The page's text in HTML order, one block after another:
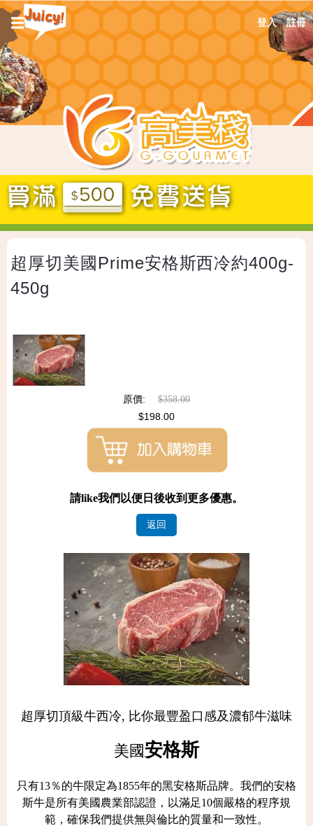
Jump
navigation
☰ 登入 註冊
Back
to
超厚切美國Prime安格斯西冷約400g-
450g
原價: $358.00
$198.00
請like我們以便日後收到更多優惠。
返回
超厚切頂級牛西冷, 比你最豐盈口感及濃郁牛滋味
美國安格斯
只有13％的牛限定為1855年的黑安格斯品牌。我們的安格
斯牛是所有美國農業部認證，以滿足10個嚴格的程序規
範，確保我們提供無與倫比的質量和一致性。